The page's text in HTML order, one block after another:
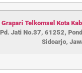
Grapari Telkomsel Kota
Jati No.37, 61252,
Sidoarjo,